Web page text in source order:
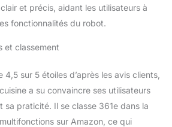
et précis, aidant les utilisateurs à
fonctionnalités du robot.
et classement
4,5 sur 5 étoiles d’après les avis clients,
a su convaincre ses utilisateurs
sa praticité. Il se classe 361e dans la
sur Amazon, ce qui